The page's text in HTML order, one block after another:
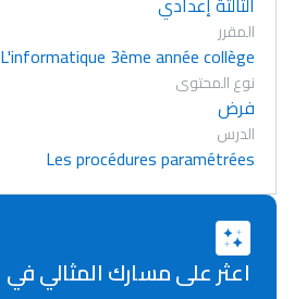
المقرر
L'informatique 3ème année collège
نوع المحتوى
فرض
الدرس
Les procédures paramétrées
اعثر على مسارك المثالي في